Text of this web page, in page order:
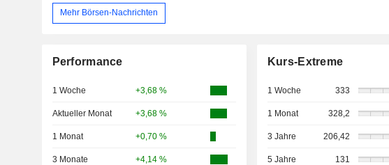
Mehr Börsen-Nachrichten
Performance
1 Woche +3,68 %
Aktueller Monat +3,68 %
1 Monat +0,70 %
3 Monate +4,14 %
Kurs-Extreme
1 Woche 333
1 Monat 328,2
3 Jahre 206,42
5 Jahre 131